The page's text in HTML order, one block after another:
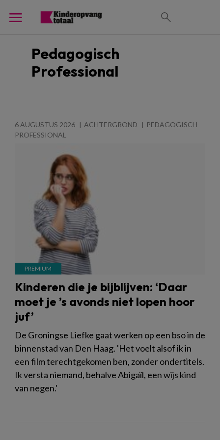
Pedagogisch
Professional
6 AUGUSTUS 2026 ACHTERGROND
PEDAGOGISCH
PROFESSIONAL
Kinderen die je bijblijven: ‘Daar
moet je ’s avonds niet lopen hoor
juf’
De Groningse Liefke gaat werken op een bso in de
binnenstad van Den Haag. 'Het voelt alsof ik in
een film terechtgekomen ben, zonder ondertitels.
Ik versta niemand, behalve Abigaïl, een wijs kind
van negen.'